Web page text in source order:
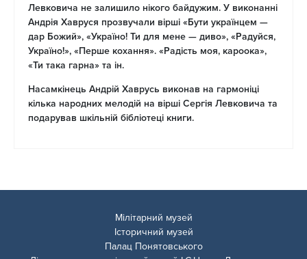
Левковича не залишило нікого байдужим. У виконанні
Андрія Хавруся прозвучали вірші «Бути українцем —
дар Божий», «Україно! Ти для мене — диво», «Радуйся,
Україно!», «Перше кохання». «Радість моя, кароока»,
«Ти така гарна» та ін.
Насамкінець Андрій Хаврусь виконав на гармоніці
кілька народних мелодій на вірші Сергія Левковича та
подарував шкільній бібліотеці книги.
Мілітарний музей
Історичний музей
Палац Понятовського